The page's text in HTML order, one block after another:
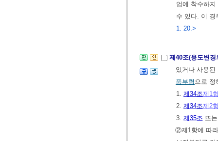
업에 착수하
수 있다. 이 경
1. 20.>
제40조(용도변
있거나 사용
품부령 으로 정
1. 제34조제1
2. 제34조제2
3. 제35조 또
②제1항에 따